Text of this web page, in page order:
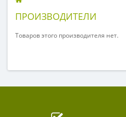
ПРОИЗВОДИТЕЛИ
Товаров этого производителя нет.